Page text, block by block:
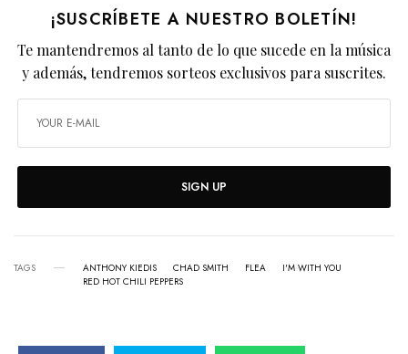
¡SUSCRÍBETE A NUESTRO BOLETÍN!
Te mantendremos al tanto de lo que sucede en la música
y además, tendremos sorteos exclusivos para suscrites.
SIGN UP
TAGS ANTHONY KIEDIS CHAD SMITH FLEA
I'M WITH YOU
RED HOT CHILI PEPPERS